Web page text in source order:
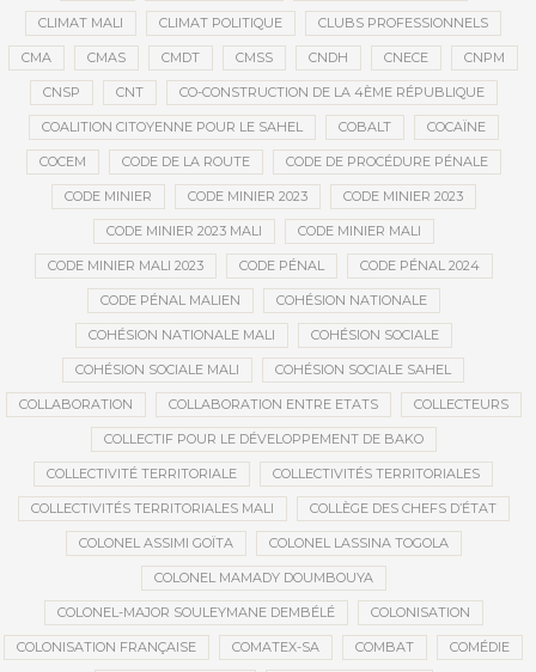
CLIMAT MALI CLIMAT POLITIQUE CLUBS PROFESSIONNELS
CMA CMAS CMDT CMSS CNDH CNECE CNPM
CNSP CNT CO-CONSTRUCTION DE LA 4ÈME RÉPUBLIQUE
COALITION CITOYENNE POUR LE SAHEL COBALT COCAÏNE
COCEM CODE DE LA ROUTE CODE DE PROCÉDURE PÉNALE
CODE MINIER CODE MINIER 2023 CODE MINIER 2023
CODE MINIER 2023 MALI CODE MINIER MALI
CODE MINIER MALI 2023 CODE PÉNAL CODE PÉNAL 2024
CODE PÉNAL MALIEN COHÉSION NATIONALE
COHÉSION NATIONALE MALI COHÉSION SOCIALE
COHÉSION SOCIALE MALI COHÉSION SOCIALE SAHEL
COLLABORATION COLLABORATION ENTRE ETATS COLLECTEURS
COLLECTIF POUR LE DÉVELOPPEMENT DE BAKO
COLLECTIVITÉ TERRITORIALE COLLECTIVITÉS TERRITORIALES
COLLECTIVITÉS TERRITORIALES MALI COLLÈGE DES CHEFS D’ÉTAT
COLONEL ASSIMI GOÏTA COLONEL LASSINA TOGOLA
COLONEL MAMADY DOUMBOUYA
COLONEL-MAJOR SOULEYMANE DEMBÉLÉ COLONISATION
COLONISATION FRANÇAISE COMATEX-SA COMBAT COMÉDIE